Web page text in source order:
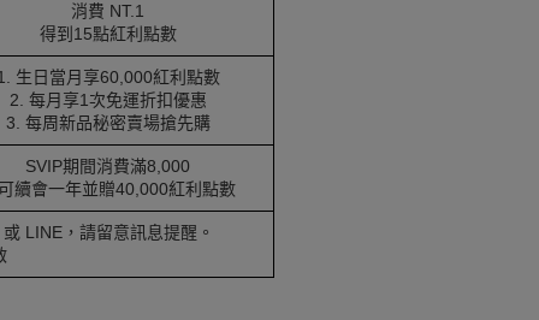
消費 NT.1
得到15點紅利點數
生日當月享60,000紅利點數
2. 每月享1次免運折扣優惠
3. 每周新品秘密賣場搶先購
SVIP期間消費滿8,000
續會一年並贈40,000紅利點數
LINE，請留意訊息提醒。